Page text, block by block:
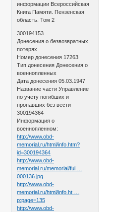
информации Всероссийская
Книга Памяти. Пензенская
область. Том 2
300194153
Донесения о безвозвратных
потерях
Номер донесения 17263
Тип донесения Донесения о
военнопленных
Дата донесения 05.03.1947
Название части Управление
по учету погибших и
пропавших без вести
300194364
Информация о
военнопленном:
http://www.obd-
memorial.ru/html/info.htm?
id=300194364
http://www.obd-
memorial.ru/memorial/ful …
000136.jpg
http://www.obd-
memorial.ru/html/info.ht …
p;page=135
http://www.obd-